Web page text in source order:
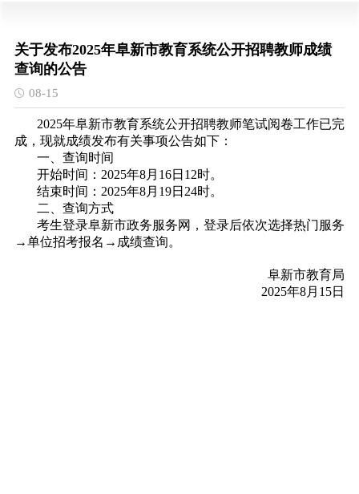
关于发布2025年阜新市教育系统公开招聘教师成绩
查询的公告
08-15
2025年阜新市教育系统公开招聘教师笔试阅卷工作已完
成，现就成绩发布有关事项公告如下：
一、查询时间
开始时间：2025年8月16日12时。
结束时间：2025年8月19日24时。
二、查询方式
考生登录阜新市政务服务网，登录后依次选择热门服务
→单位招考报名→成绩查询。
阜新市教育局
2025年8月15日